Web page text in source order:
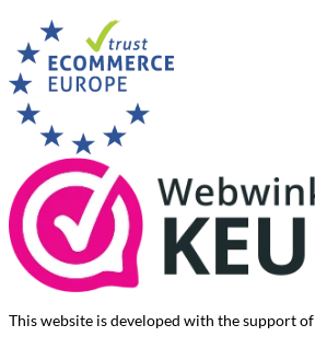
This website is developed with the support of